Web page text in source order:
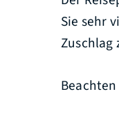
Sie sehr
Zuschlag